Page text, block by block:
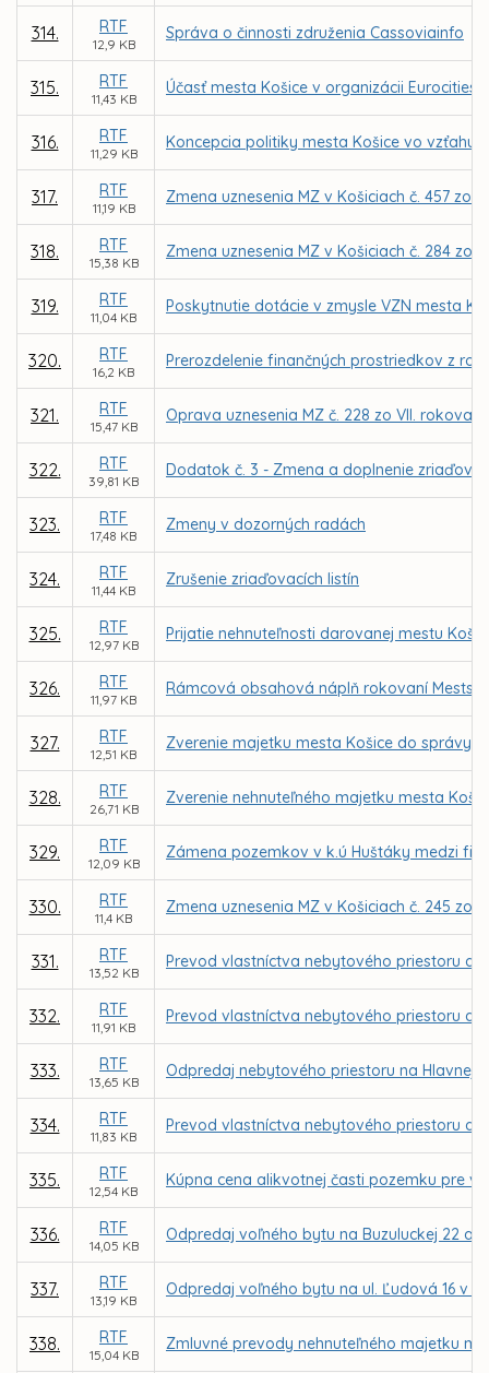
314. RTF
12,9 KB
Správa o činnosti združenia Cassoviainfo
315. RTF
11,43 KB
Účasť mesta Košice v organizácii Eurocities
316. RTF
11,29 KB
Koncepcia politiky mesta Košice vo vzťahu
317. RTF
11,19 KB
Zmena uznesenia MZ v Košiciach č. 457 zo
318. RTF
15,38 KB
Zmena uznesenia MZ v Košiciach č. 284 zo
319. RTF
11,04 KB
Poskytnutie dotácie v zmysle VZN mesta
320. RTF
16,2 KB
Prerozdelenie finančných prostriedkov z
321. RTF
15,47 KB
Oprava uznesenia MZ č. 228 zo VII.
322. RTF
39,81 KB
Dodatok č. 3 - Zmena a doplnenie
323. RTF
17,48 KB
Zmeny v dozorných radách
324. RTF
11,44 KB
Zrušenie zriaďovacích listín
325. RTF
12,97 KB
Prijatie nehnuteľnosti darovanej mestu
326. RTF
11,97 KB
Rámcová obsahová náplň rokovaní
327. RTF
12,51 KB
Zverenie majetku mesta Košice do správy
328. RTF
26,71 KB
Zverenie nehnuteľného majetku mesta
329. RTF
12,09 KB
Zámena pozemkov v k.ú Huštáky medzi
330. RTF
11,4 KB
Zmena uznesenia MZ v Košiciach č. 245 zo
331. RTF
13,52 KB
Prevod vlastníctva nebytového priestoru a
332. RTF
11,91 KB
Prevod vlastníctva nebytového priestoru a
333. RTF
13,65 KB
Odpredaj nebytového priestoru na Hlavnej
334. RTF
11,83 KB
Prevod vlastníctva nebytového priestoru a
335. RTF
12,54 KB
Kúpna cena alikvotnej časti pozemku pre
336. RTF
14,05 KB
Odpredaj voľného bytu na Buzuluckej 22 a
337. RTF
13,19 KB
Odpredaj voľného bytu na ul. Ľudová 16 v
338. RTF
15,04 KB
Zmluvné prevody nehnuteľného majetku